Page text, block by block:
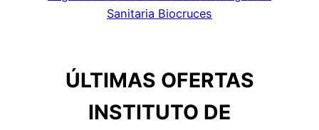
Sanitaria Biocruces
ÚLTIMAS OFERTAS
INSTITUTO DE